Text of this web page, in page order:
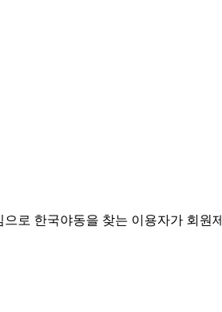
로 한국야동을 찾는 이용자가 회원